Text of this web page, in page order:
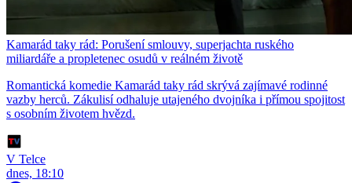
Kamarád taky rád: Porušení smlouvy, superjachta ruského
miliardáře a propletenec osudů v reálném životě
Romantická komedie Kamarád taky rád skrývá zajímavé rodinné
vazby herců. Zákulisí odhaluje utajeného dvojníka i přímou spojitost
s osobním životem hvězd.
V Telce
dnes, 18:10